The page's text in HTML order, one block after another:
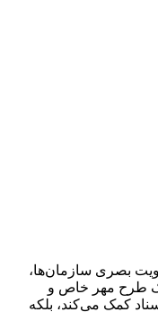
بصری سازمان‌ها،
طرح مهر خاص و
کمک می‌کند، بلکه